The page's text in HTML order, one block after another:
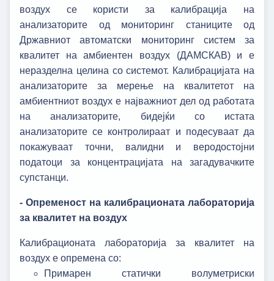
воздух се користи за калибрација на
анализаторите од мониторинг станиците од
Државниот автоматски мониторинг систем за
квалитет на амбиентен воздух (ДАМСКАВ) и е
неразделна целина со системот. Калибрацијата на
анализаторите за мерење на квалитетот на
амбиентниот воздух е најважниот дел од работата
на анализаторите, бидејќи со истата
анализаторите се контролираат и подесуваат да
покажуваат точни, валидни и веродостојни
податоци за концентрацијата на загадувачките
супстанци.
- Опременост на калибрационата лабораторија
за квалитет на воздух
Калибрационата лабораторија за квалитет на
воздух е опремена со:
Примарен статички волуметриски